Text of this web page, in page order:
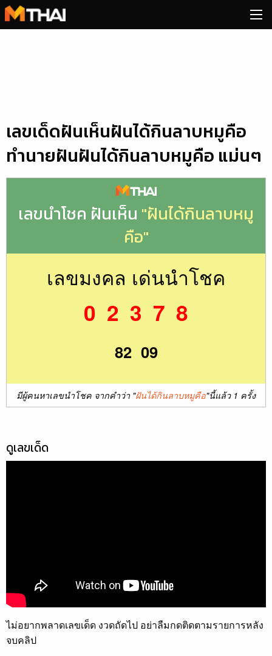
Skip
to
เลขเด็ดฝันเห็นฝันได้กินลาบหมูคือ
ทำนายฝันฝันได้กินลาบหมูคือ แม่นๆ
เลขนำโชค ฝันเห็น "ฝันได้กินลาบหมู
คือ"
เลขมงคล เด่นนำโชค
0 2 3 7 8
82 09
มีผู้คนหาเลขนำโชค จากคำว่า "ฝันได้กินลาบหมูคือ"นี้แล้ว 1 ครั้ง
ดูเลขเด็ด
ไม่อยากพลาดเลขเด็ด งวดถัดไป อย่าลืมกดติดตามรายการหลัง
จบคลิป